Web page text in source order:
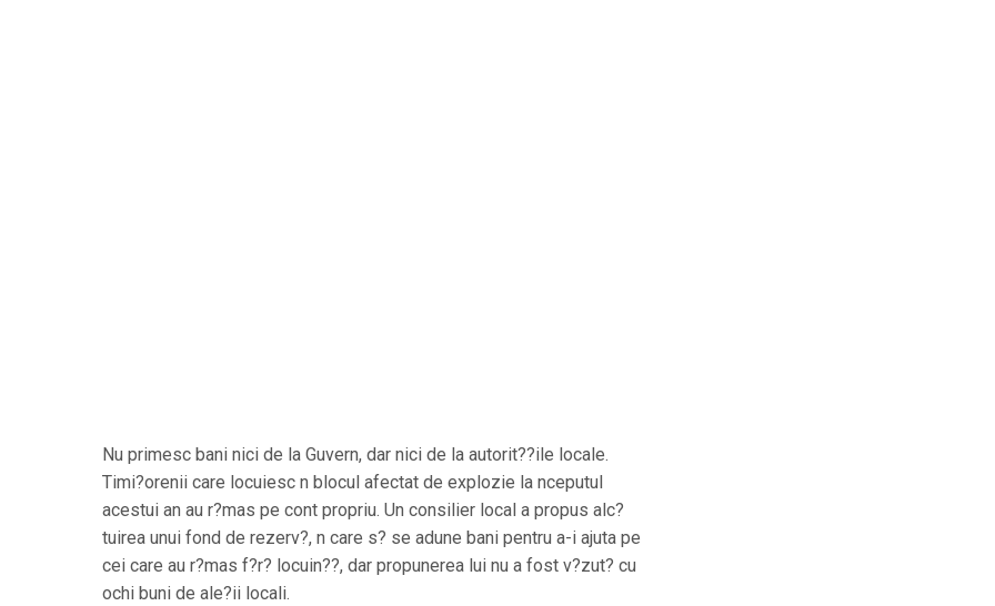
Nu primesc bani nici de la Guvern, dar nici de la autorit??ile locale.
Timi?orenii care locuiesc n blocul afectat de explozie la nceputul
acestui an au r?mas pe cont propriu. Un consilier local a propus alc?
tuirea unui fond de rezerv?, n care s? se adune bani pentru a-i ajuta pe
cei care au r?mas f?r? locuin??, dar propunerea lui nu a fost v?zut? cu
ochi buni de ale?ii locali.